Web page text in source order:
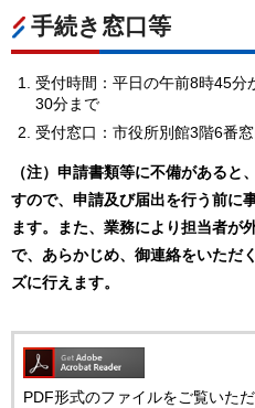
手続き窓口等
受付時間：平日の午前8時45
30分まで
受付窓口：市役所別館3階6番窓
（注）申請書類等に不備があると
すので、申請及び届出を行う前に
ます。また、業務により担当者が
で、あらかじめ、御連絡をいただ
ズに行えます。
PDF形式のファイルをご覧いた